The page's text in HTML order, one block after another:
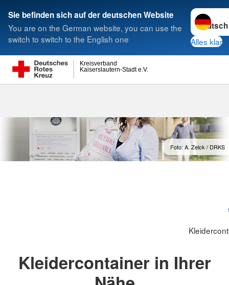
Sie befinden sich auf der deutschen Website
You are on the German website, you can use the
switch to switch to the English one
Sprache
Alles klar
Kaiserslautern-Stadt e.V.
Kreisverband
Suche
Foto: A. Zelck / DRKS
Kleidercontainer in Ihrer